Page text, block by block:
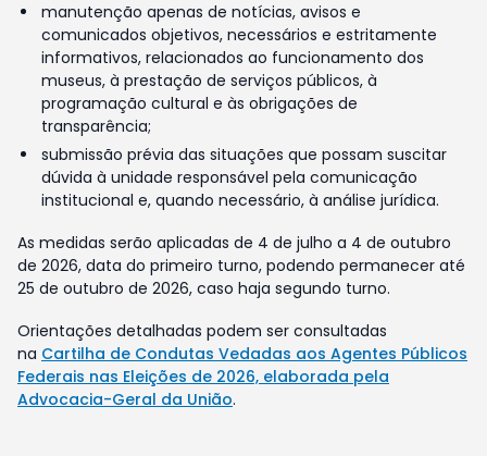
manutenção apenas de notícias, avisos e
comunicados objetivos, necessários e estritamente
informativos, relacionados ao funcionamento dos
museus, à prestação de serviços públicos, à
programação cultural e às obrigações de
transparência;
submissão prévia das situações que possam suscitar
dúvida à unidade responsável pela comunicação
institucional e, quando necessário, à análise jurídica.
As medidas serão aplicadas de 4 de julho a 4 de outubro
de 2026, data do primeiro turno, podendo permanecer até
25 de outubro de 2026, caso haja segundo turno.
Orientações detalhadas podem ser consultadas
na Cartilha de Condutas Vedadas aos Agentes Públicos
Federais nas Eleições de 2026, elaborada pela
Advocacia-Geral da União.